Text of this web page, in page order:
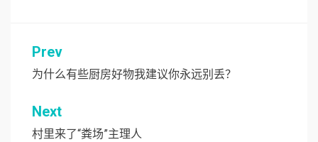
文
章
导
航
Prev
为什么有些厨房好物我建议你永远别丢？
Next
村里来了“粪场”主理人